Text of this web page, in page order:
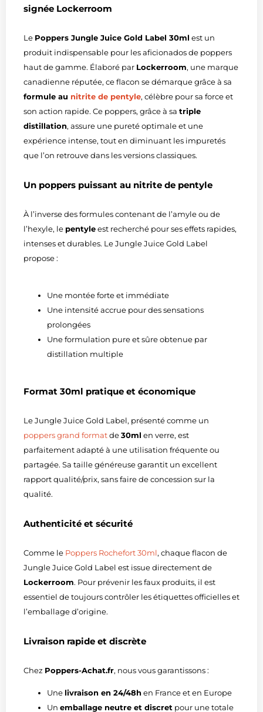
signée Lockerroom
Le Poppers Jungle Juice Gold Label 30ml est un
produit indispensable pour les aficionados de poppers
haut de gamme. Élaboré par Lockerroom, une marque
canadienne réputée, ce flacon se démarque grâce à sa
formule au nitrite de pentyle, célèbre pour sa force et
son action rapide. Ce poppers, grâce à sa triple
distillation, assure une pureté optimale et une
expérience intense, tout en diminuant les impuretés
que l’on retrouve dans les versions classiques.
Un poppers puissant au nitrite de pentyle
À l’inverse des formules contenant de l’amyle ou de
l’hexyle, le pentyleest recherché pour ses effets rapides,
intenses et durables. Le Jungle Juice Gold Label
propose :
Une montée forte et immédiate
Une intensité accrue pour des sensations
prolongées
Une formulation pure et sûre obtenue par
distillation multiple
Format 30ml pratique et économique
Le Jungle Juice Gold Label, présenté comme un
poppers grand formatde30ml en verre, est
parfaitement adapté à une utilisation fréquente ou
partagée. Sa taille généreuse garantit un excellent
rapport qualité/prix, sans faire de concession sur la
qualité.
Authenticité et sécurité
Comme le Poppers Rochefort 30ml, chaque flacon de
Jungle Juice Gold Label est issue directement de
Lockerroom. Pour prévenir les faux produits, il est
essentiel de toujours contrôler les étiquettes officielles et
l’emballage d’origine.
Livraison rapide et discrète
Chez Poppers-Achat.fr, nous vous garantissons :
Une livraison en 24/48hen France et en Europe
Un emballage neutre et discret pour une totale